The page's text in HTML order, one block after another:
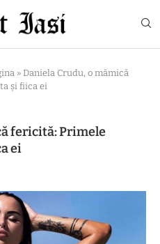
» Daniela Crudu, o mămică
și fiica ei
fericită: Primele
ei